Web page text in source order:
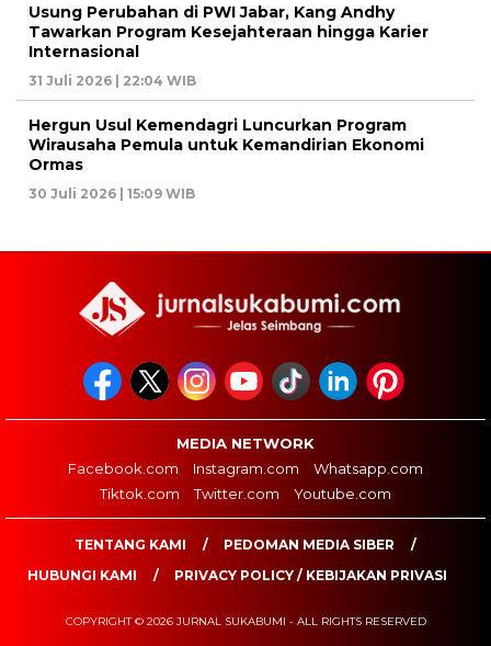
Usung Perubahan di PWI Jabar, Kang Andhy
Tawarkan Program Kesejahteraan hingga Karier
Internasional
31 Juli 2026 | 22:04 WIB
Hergun Usul Kemendagri Luncurkan Program
Wirausaha Pemula untuk Kemandirian Ekonomi
Ormas
30 Juli 2026 | 15:09 WIB
MEDIA NETWORK
Facebook.com
Instagram.com
Whatsapp.com
Tiktok.com
Twitter.com Youtube.com
TENTANG KAMI
PEDOMAN MEDIA SIBER
HUBUNGI KAMI
PRIVACY POLICY / KEBIJAKAN PRIVASI
COPYRIGHT © 2026 JURNAL SUKABUMI - ALL RIGHTS RESERVED